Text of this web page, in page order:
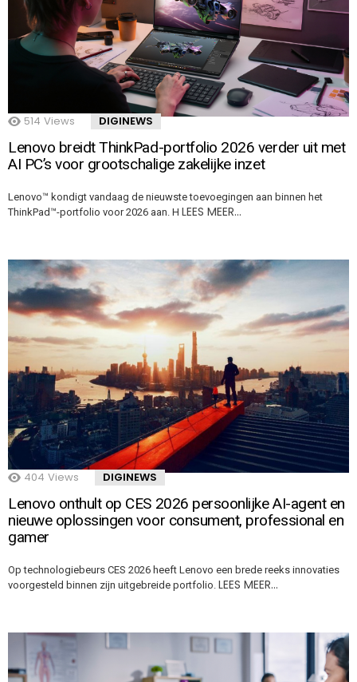
514 Views DIGINEWS
Lenovo breidt ThinkPad-portfolio 2026 verder uit met
AI PC’s voor grootschalige zakelijke inzet
Lenovo™ kondigt vandaag de nieuwste toevoegingen aan binnen het
ThinkPad™-portfolio voor 2026 aan. H LEES MEER…
404 Views DIGINEWS
Lenovo onthult op CES 2026 persoonlijke AI-agent en
nieuwe oplossingen voor consument, professional en
gamer
Op technologiebeurs CES 2026 heeft Lenovo een brede reeks innovaties
voorgesteld binnen zijn uitgebreide portfolio. LEES MEER…